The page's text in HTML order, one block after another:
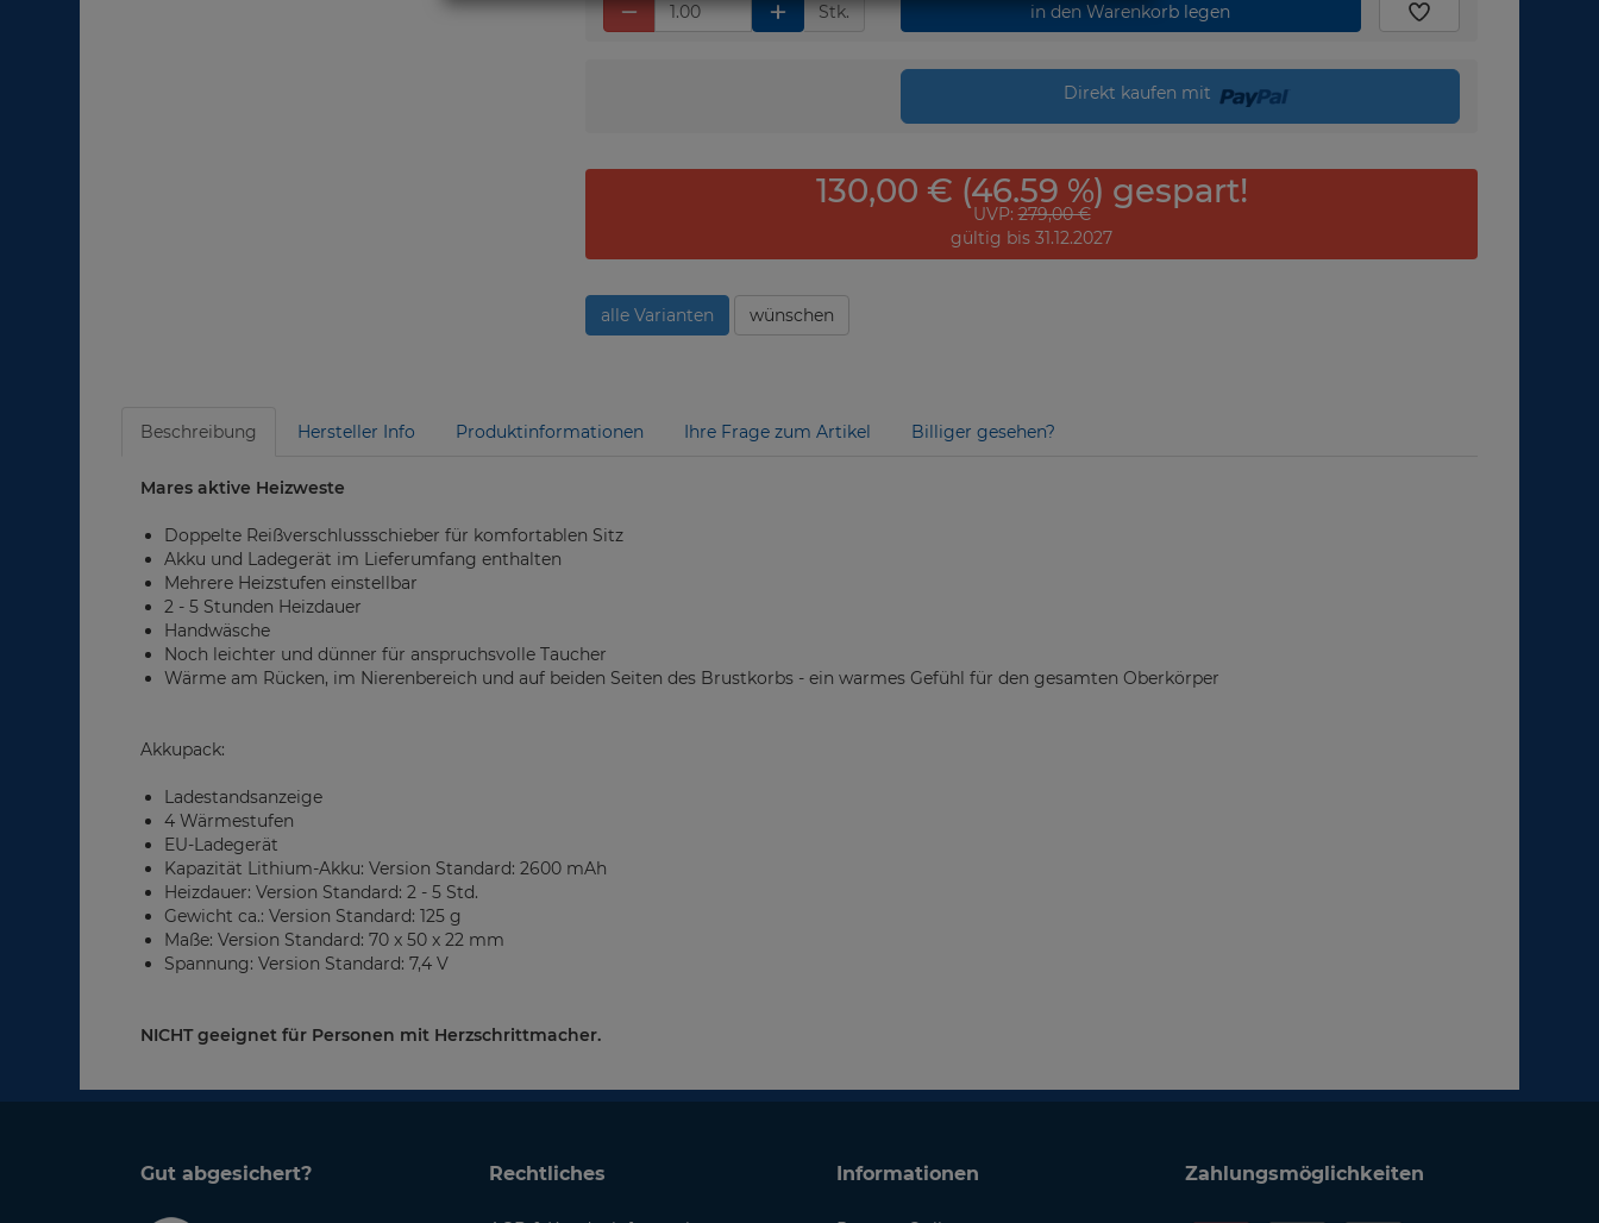
Stk. in den Warenkorb legen
Direkt kaufen mit
130,00 € (46.59 %) gespart!
UVP:279,00 €
gültig bis 31.12.2027
alle Varianten wünschen
Beschreibung Hersteller Info Produktinformationen Ihre Frage zum Artikel Billiger gesehen?
Mares aktive Heizweste
Doppelte Reißverschlussschieber für komfortablen Sitz
Akku und Ladegerät im Lieferumfang enthalten
Mehrere Heizstufen einstellbar
2 - 5 Stunden Heizdauer
Handwäsche
Noch leichter und dünner für anspruchsvolle Taucher
Wärme am Rücken, im Nierenbereich und auf beiden Seiten des Brustkorbs - ein warmes Gefühl für den gesamten Oberkörper
Akkupack:
Ladestandsanzeige
4 Wärmestufen
EU-Ladegerät
Kapazität Lithium-Akku: Version Standard: 2600 mAh
Heizdauer: Version Standard: 2 - 5 Std.
Gewicht ca.: Version Standard: 125 g
Maße: Version Standard: 70 x 50 x 22 mm
Spannung: Version Standard: 7,4 V
NICHT geeignet für Personen mit Herzschrittmacher.
Gut abgesichert? Rechtliches Informationen Zahlungsmöglichkeiten